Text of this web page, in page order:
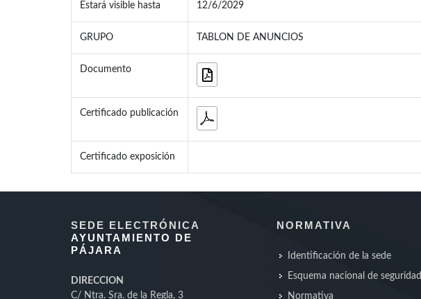
Estará visible hasta 12/6/2029
GRUPO TABLON DE ANUNCIOS
Documento
Certificado publicación
Certificado exposición
SEDE ELECTRÓNICA
AYUNTAMIENTO DE
PÁJARA
DIRECCION
C/ Ntra. Sra. de la Regla, 3
NORMATIVA
Identificación de la sede
Esquema nacional de seguridad
Normativa